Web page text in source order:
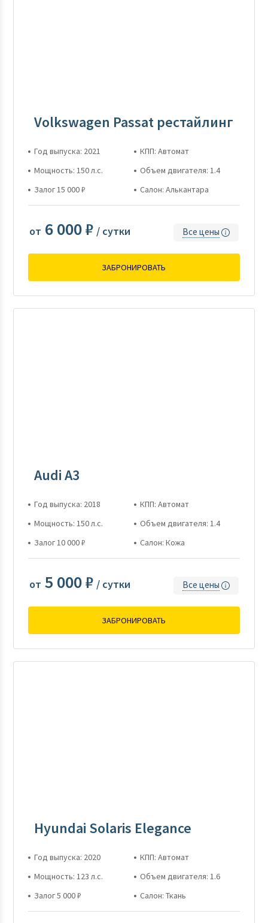
Volkswagen Passat рестайлинг
Год выпуска: 2021
КПП: Автомат
Мощность: 150 л.с.
Объем двигателя: 1.4
Залог 15 000 ₽
Салон: Алькантара
от 6 000 ₽ / сутки Все цены
ЗАБРОНИРОВАТЬ
Audi A3
Год выпуска: 2018
КПП: Автомат
Мощность: 150 л.с.
Объем двигателя: 1.4
Залог 10 000 ₽
Салон: Кожа
от 5 000 ₽ / сутки Все цены
ЗАБРОНИРОВАТЬ
Hyundai Solaris Elegance
Год выпуска: 2020
КПП: Автомат
Мощность: 123 л.с.
Объем двигателя: 1.6
Залог 5 000 ₽
Салон: Ткань